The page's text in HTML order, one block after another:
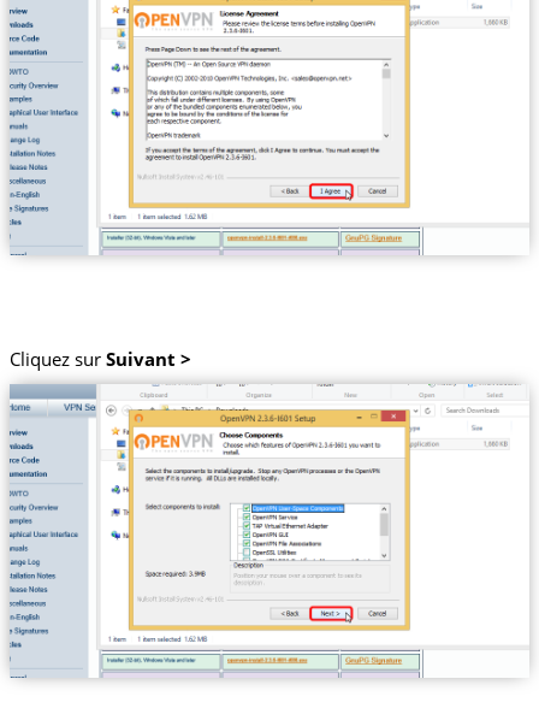
Cliquez sur Suivant >